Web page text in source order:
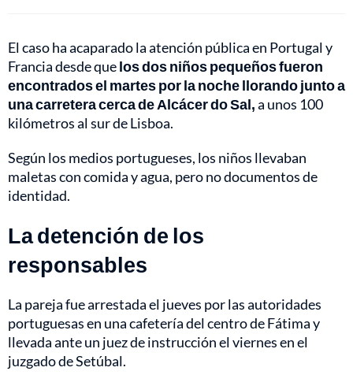
El caso ha acaparado la atención pública en Portugal y
Francia desde quelos dos niños pequeños fueron
encontrados el martes por la noche llorando junto a
una carretera cerca de Alcácer do Sal,a unos 100
kilómetros al sur de Lisboa.
Según los medios portugueses, los niños llevaban
maletas con comida y agua, pero no documentos de
identidad.
La detención de los
responsables
La pareja fue arrestada el jueves por las autoridades
portuguesas en una cafetería del centro de Fátima y
llevada ante un juez de instrucción el viernes en el
juzgado de Setúbal.